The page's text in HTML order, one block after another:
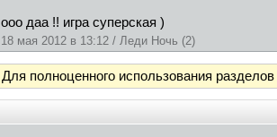
ооо даа !! игра суперская )
18 мая 2012 в 13:12 / Леди Ночь (2)
Для полноценного использования разделов